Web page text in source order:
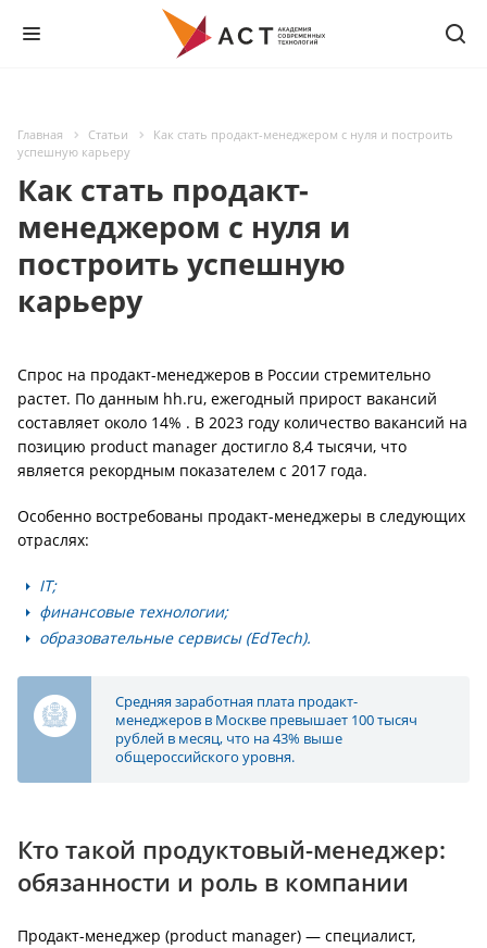
Главная Статьи
Как стать продакт-менеджером с нуля и построить
успешную карьеру
Как стать продакт-
менеджером с нуля и
построить успешную
карьеру
Спрос на продакт-менеджеров в России стремительно
растет. По данным hh.ru, ежегодный прирост вакансий
составляет около 14% . В 2023 году количество вакансий на
позицию product manager достигло 8,4 тысячи, что
является рекордным показателем с 2017 года.
Особенно востребованы продакт-менеджеры в следующих
отраслях:
IT;
финансовые технологии;
образовательные сервисы (EdTech).
Средняя заработная плата продакт-
менеджеров в Москве превышает 100 тысяч
рублей в месяц, что на 43% выше
общероссийского уровня.
Кто такой продуктовый-менеджер:
обязанности и роль в компании
Продакт-менеджер (product manager) — специалист,